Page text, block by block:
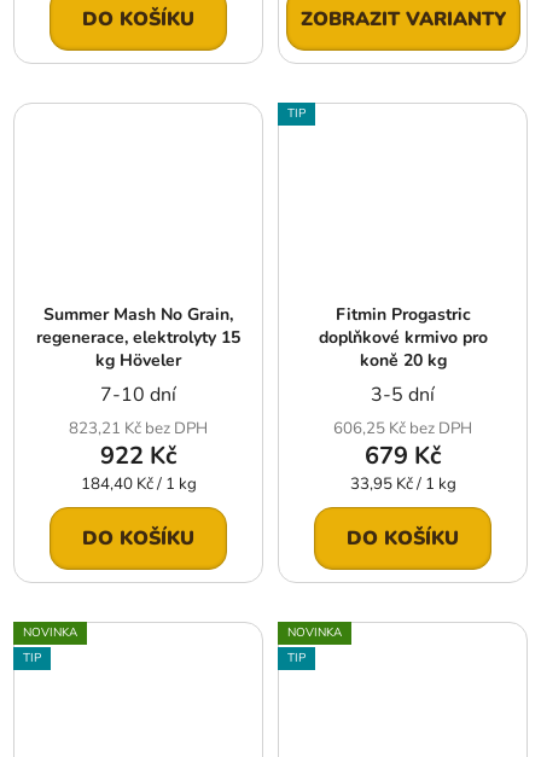
DO KOŠÍKU ZOBRAZIT VARIANTY
Summer Mash No Grain,
regenerace, elektrolyty 15
kg Höveler
7-10 dní
823,21 Kč bez DPH
922 Kč
Měrná
cena:
184,40 Kč / 1 kg
DO KOŠÍKU
TIP
Fitmin Progastric
doplňkové krmivo pro
koně 20 kg
3-5 dní
606,25 Kč bez DPH
679 Kč
Měrná
cena:
33,95 Kč / 1 kg
DO KOŠÍKU
NOVINKA
TIP
NOVINKA
TIP